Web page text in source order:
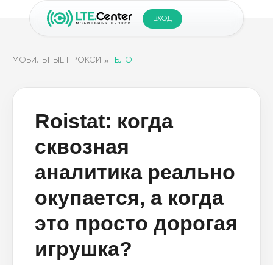
ВХОД
МОБИЛЬНЫЕ ПРОКСИ » БЛОГ
Roistat: когда
сквозная
аналитика реально
окупается, а когда
это просто дорогая
игрушка?